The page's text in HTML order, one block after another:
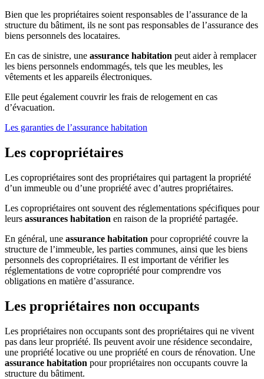
Bien que les propriétaires soient responsables de l’assurance de la
structure du bâtiment, ils ne sont pas responsables de l’assurance des
biens personnels des locataires.
En cas de sinistre, une assurance habitation peut aider à remplacer
les biens personnels endommagés, tels que les meubles, les
vêtements et les appareils électroniques.
Elle peut également couvrir les frais de relogement en cas
d’évacuation.
Les garanties de l’assurance habitation
Les copropriétaires
Les copropriétaires sont des propriétaires qui partagent la propriété
d’un immeuble ou d’une propriété avec d’autres propriétaires.
Les copropriétaires ont souvent des réglementations spécifiques pour
leurs assurances habitation en raison de la propriété partagée.
En général, une assurance habitation pour copropriété couvre la
structure de l’immeuble, les parties communes, ainsi que les biens
personnels des copropriétaires. Il est important de vérifier les
réglementations de votre copropriété pour comprendre vos
obligations en matière d’assurance.
Les propriétaires non occupants
Les propriétaires non occupants sont des propriétaires qui ne vivent
pas dans leur propriété. Ils peuvent avoir une résidence secondaire,
une propriété locative ou une propriété en cours de rénovation. Une
assurance habitation pour propriétaires non occupants couvre la
structure du bâtiment.